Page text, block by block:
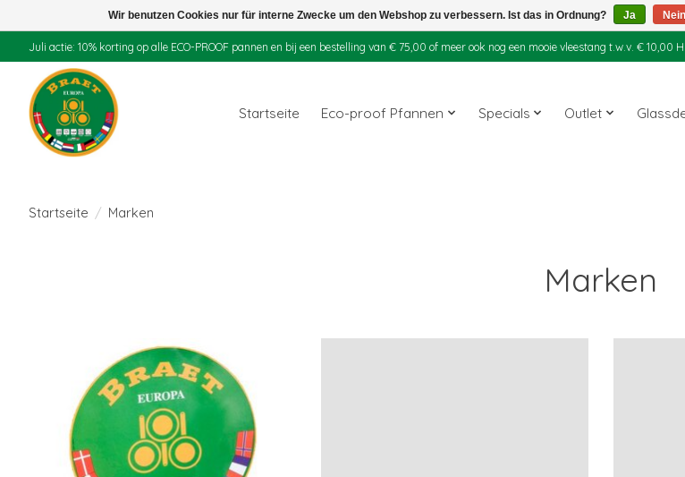
Juli actie: 10% korting op alle ECO-PROOF pannen en bij een bestelling van € 75,00 of meer ook nog een mooie vleestang t.w.v. € 10,00
Startseite Eco-proof Pfannen Specials Outlet
Startseite / Marken
Marken
Wir benutzen Cookies nur für interne Zwecke um den Webshop zu verbessern. Ist das in Ordnung? Ja Nein